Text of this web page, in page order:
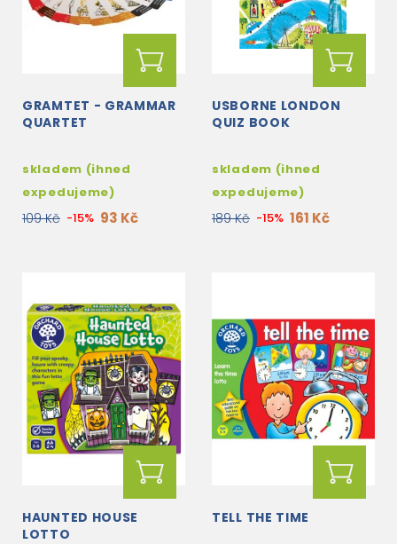
GRAMTET - GRAMMAR
QUARTET
skladem (ihned
expedujeme)
109 Kč -15% 93 Kč
USBORNE LONDON
QUIZ BOOK
skladem (ihned
expedujeme)
189 Kč -15% 161 Kč
HAUNTED HOUSE
LOTTO
TELL THE TIME